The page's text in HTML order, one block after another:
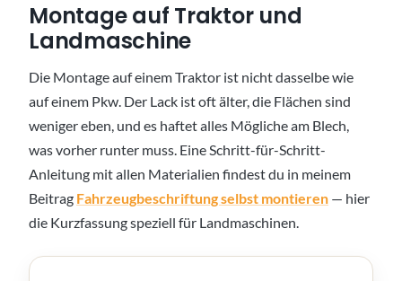
Montage auf Traktor und
Landmaschine
Die Montage auf einem Traktor ist nicht dasselbe wie
auf einem Pkw. Der Lack ist oft älter, die Flächen sind
weniger eben, und es haftet alles Mögliche am Blech,
was vorher runter muss. Eine Schritt-für-Schritt-
Anleitung mit allen Materialien findest du in meinem
Beitrag Fahrzeugbeschriftung selbst montieren — hier
die Kurzfassung speziell für Landmaschinen.